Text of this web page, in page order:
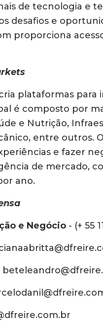
de tecnologia e
desafios e
proporciona
plataformas para
é composto por
e Nutrição,
entre outros.
e fazer
de mercado,
ano.
e Negócio - (+ 55